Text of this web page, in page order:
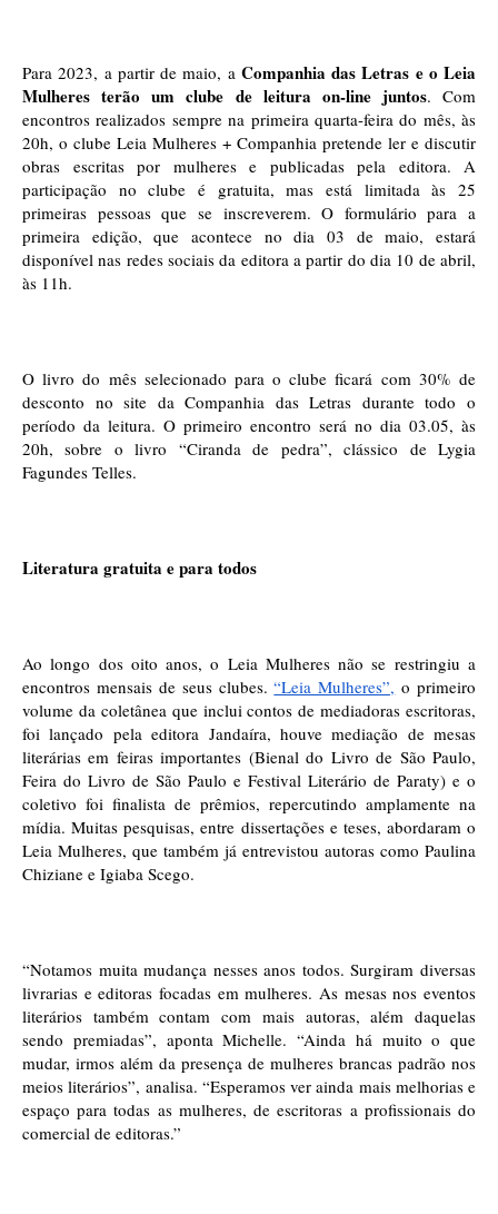
Para 2023, a partir de maio, a Companhia das Letras e o Leia
Mulheres terão um clube de leitura on-line juntos. Com
encontros realizados sempre na primeira quarta-feira do mês, às
20h, o clube Leia Mulheres + Companhia pretende ler e discutir
obras escritas por mulheres e publicadas pela editora. A
participação no clube é gratuita, mas está limitada às 25
primeiras pessoas que se inscreverem. O formulário para a
primeira edição, que acontece no dia 03 de maio, estará
disponível nas redes sociais da editora a partir do dia 10 de abril,
às 11h.
O livro do mês selecionado para o clube ficará com 30% de
desconto no site da Companhia das Letras durante todo o
período da leitura. O primeiro encontro será no dia 03.05, às
20h, sobre o livro “Ciranda de pedra”, clássico de Lygia
Fagundes Telles.
Literatura gratuita e para todos
Ao longo dos oito anos, o Leia Mulheres não se restringiu a
encontros mensais de seus clubes. “Leia Mulheres”, o primeiro
volume da coletânea que inclui contos de mediadoras escritoras,
foi lançado pela editora Jandaíra, houve mediação de mesas
literárias em feiras importantes (Bienal do Livro de São Paulo,
Feira do Livro de São Paulo e Festival Literário de Paraty) e o
coletivo foi finalista de prêmios, repercutindo amplamente na
mídia. Muitas pesquisas, entre dissertações e teses, abordaram o
Leia Mulheres, que também já entrevistou autoras como Paulina
Chiziane e Igiaba Scego.
“Notamos muita mudança nesses anos todos. Surgiram diversas
livrarias e editoras focadas em mulheres. As mesas nos eventos
literários também contam com mais autoras, além daquelas
sendo premiadas”, aponta Michelle. “Ainda há muito o que
mudar, irmos além da presença de mulheres brancas padrão nos
meios literários”, analisa. “Esperamos ver ainda mais melhorias e
espaço para todas as mulheres, de escritoras a profissionais do
comercial de editoras.”